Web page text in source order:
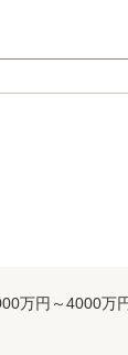
万円～4000万